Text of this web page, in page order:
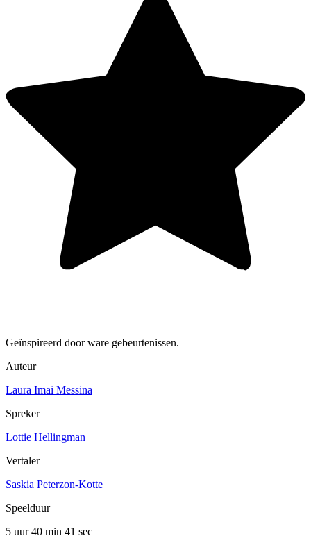
Geïnspireerd door ware gebeurtenissen.
Auteur
Laura Imai Messina
Spreker
Lottie Hellingman
Vertaler
Saskia Peterzon-Kotte
Speelduur
5 uur 40 min 41 sec